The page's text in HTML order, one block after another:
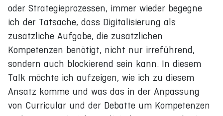
oder Strategieprozessen, immer wieder begegne
ich der Tatsache, dass Digitalisierung als
zusätzliche Aufgabe, die zusätzlichen
Kompetenzen benötigt, nicht nur irreführend,
sondern auch blockierend sein kann. In diesem
Talk möchte ich aufzeigen, wie ich zu diesem
Ansatz komme und was das in der Anpassung
von Curricular und der Debatte um Kompetenzen